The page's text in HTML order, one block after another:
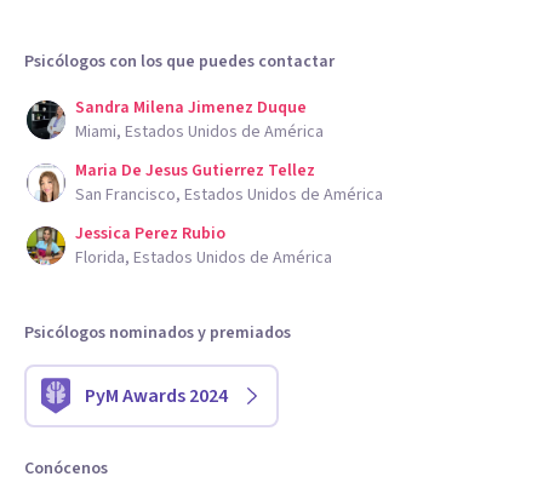
Psicólogos con los que puedes contactar
Sandra Milena Jimenez Duque
Miami, Estados Unidos de América
Maria De Jesus Gutierrez Tellez
San Francisco, Estados Unidos de América
Jessica Perez Rubio
Florida, Estados Unidos de América
Psicólogos nominados y premiados
PyM Awards 2024
Conócenos